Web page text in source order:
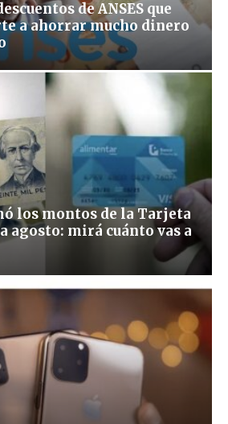
de ANSES que
a ahorrar mucho dinero
los montos de la Tarjeta
agosto: mirá cuánto vas a